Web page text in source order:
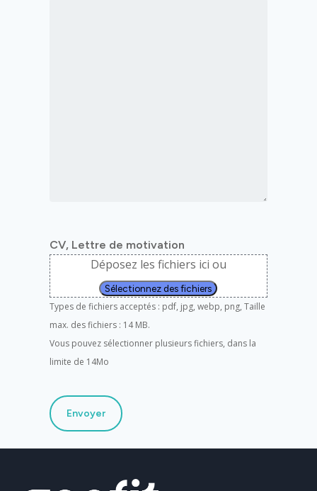
CV, Lettre de motivation
Déposez les fichiers ici ou
Sélectionnez des fichiers
Types de fichiers acceptés : pdf, jpg, webp, png, Taille
max. des fichiers : 14 MB.
Vous pouvez sélectionner plusieurs fichiers, dans la
limite de 14Mo
Envoyer